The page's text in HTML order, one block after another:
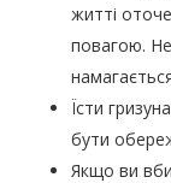
житті
повагою.
Їсти
бути
Якщо ви